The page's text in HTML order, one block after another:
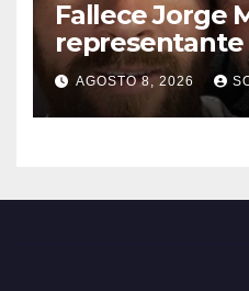
Fallece Jorge
representante
Messi, en
AGOSTO 8, 2026